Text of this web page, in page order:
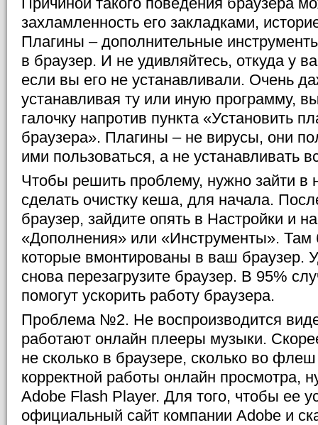
захламленность его закладками,
Плагины – дополнительные
в браузер. И не удивляйтесь, откуда у
если вы его не устанавливали. Очень
устанавливая ту или иную программу,
галочку напротив пункта «Установить
браузера». Плагины – не вирусы, они
ими пользоваться, а не устанавливать
Чтобы решить проблему, нужно зайти в
сделать очистку кеша, для начала.
браузер, зайдите опять в Настройки и
«Дополнения» или «Инструменты». Там
которые вмонтированы в ваш браузер.
снова перезагрузите браузер. В 95%
помогут ускорить работу браузера.
Проблема №2. Не воспроизводится
работают онлайн плееры музыки.
не сколько в браузере, сколько во
корректной работы онлайн просмотра,
Adobe Flash Player. Для того, чтобы ее
официальный сайт компании Adobe и